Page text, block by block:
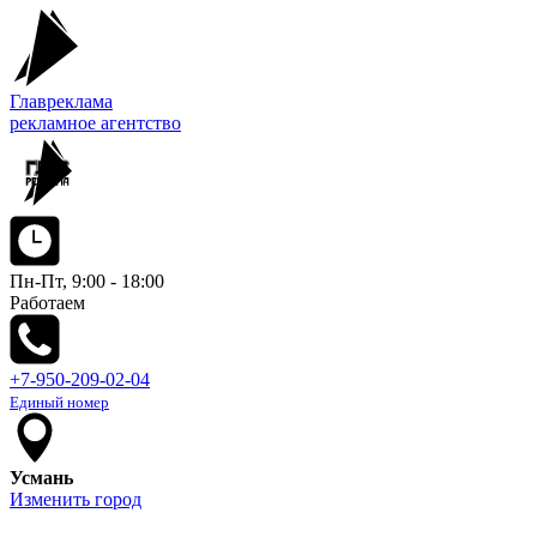
Главреклама
рекламное агентство
Пн-Пт, 9:00 - 18:00
Работаем
+7-950-209-02-04
Единый номер
Усмань
Изменить город